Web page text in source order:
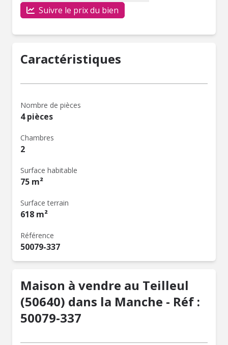
Suivre le prix du bien
Caractéristiques
Nombre de pièces
4 pièces
Chambres
2
Surface habitable
75 m²
Surface terrain
618 m²
Référence
50079-337
Maison à vendre au Teilleul
(50640) dans la Manche - Réf :
50079-337